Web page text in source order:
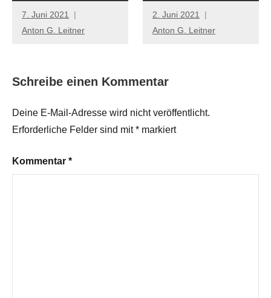
7. Juni 2021
Anton G. Leitner
2. Juni 2021
Anton G. Leitner
Schreibe einen Kommentar
Deine E-Mail-Adresse wird nicht veröffentlicht.
Erforderliche Felder sind mit* markiert
Kommentar *